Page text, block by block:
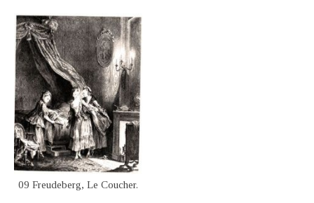
09 Freudeberg, Le Coucher.